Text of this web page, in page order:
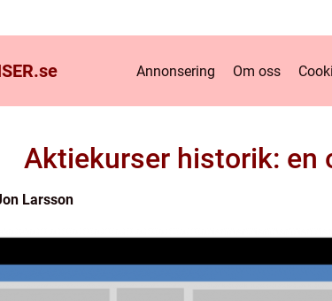
se Annonsering Om oss
Aktiekurser historik: en
Larsson